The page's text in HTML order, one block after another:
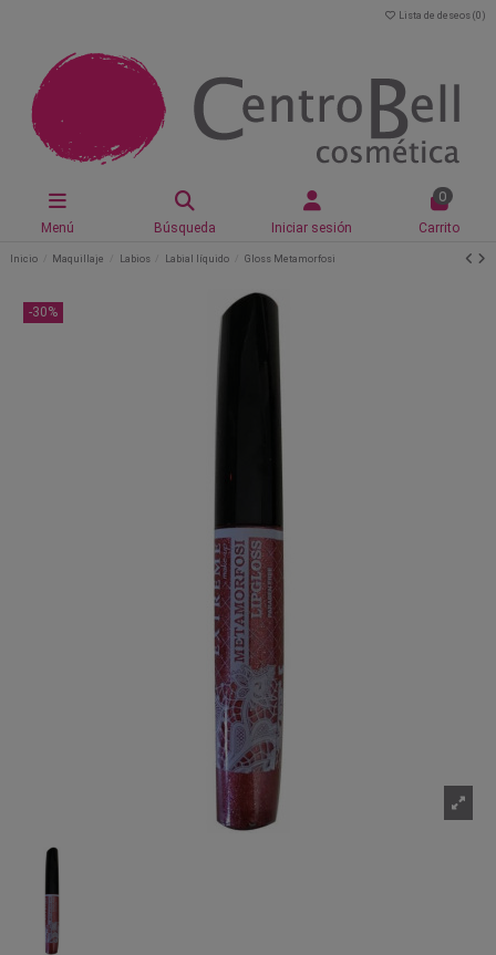
Lista de deseos (0 )
Menú Búsqueda Iniciar sesión
0
Carrito
Inicio Maquillaje Labios Labial líquido Gloss Metamorfosi
-30%